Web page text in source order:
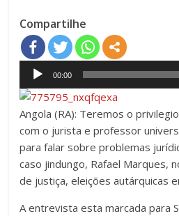
Compartilhe
Audio
Player
00:00
Angola (RA): Teremos o
com o jurista e professor
para falar sobre problemas
caso jindungo, Rafael Marques,
de justiça, eleições autárquicas
A entrevista esta marcada para